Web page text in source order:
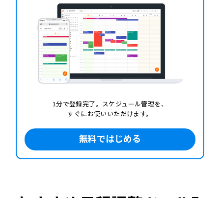
1分で登録完了。スケジュール管理を、
すぐにお使いいただけます。
無料ではじめる